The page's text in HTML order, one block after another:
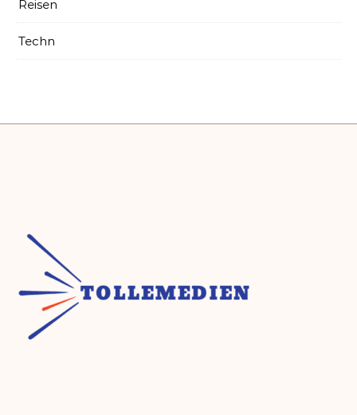
Reisen
Techn